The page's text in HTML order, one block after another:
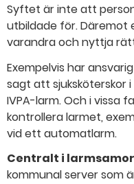
Syftet är inte att
utbildade för.
varandra och nyttja
Exempelvis har
sagt att sjuksköterskor
IVPA-larm. Och i vissa
kontrollera larmet,
vid ett automatlarm.
Centralt i
kommunal server som